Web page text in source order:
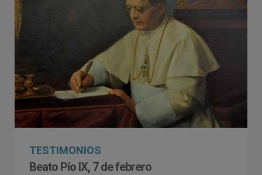
TESTIMONIOS
Beato Pío IX, 7 de febrero